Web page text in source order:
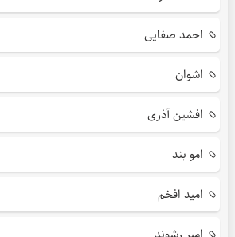
احمد صفایی
اشوان
افشین آذری
امو بند
امید افخم